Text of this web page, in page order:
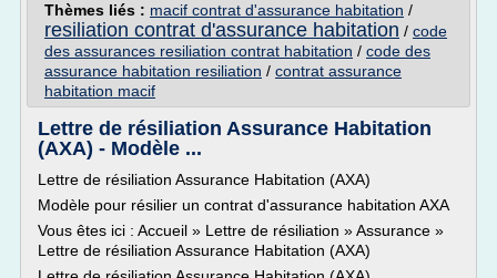
Thèmes liés : macif contrat d'assurance habitation /
resiliation contrat d'assurance habitation / code
des assurances resiliation contrat habitation / code des
assurance habitation resiliation / contrat assurance
habitation macif
Lettre de résiliation Assurance Habitation
(AXA) - Modèle ...
Lettre de résiliation Assurance Habitation (AXA)
Modèle pour résilier un contrat d'assurance habitation AXA
Vous êtes ici : Accueil » Lettre de résiliation » Assurance »
Lettre de résiliation Assurance Habitation (AXA)